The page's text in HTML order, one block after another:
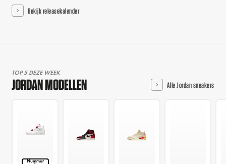
Bekijk releasekalender
TOP 5 DEZE WEEK
JORDAN MODELLEN Alle Jordan sneakers
Nummer